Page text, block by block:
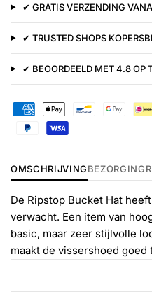
✔ GRATIS VERZENDING
✔ TRUSTED SHOPS
✔ BEOORDEELD MET 4.8 OP
OMSCHRIJVINGBEZORGING
De Ripstop Bucket Hat
verwacht. Een item van
basic, maar zeer stijlvolle
maakt de vissershoed